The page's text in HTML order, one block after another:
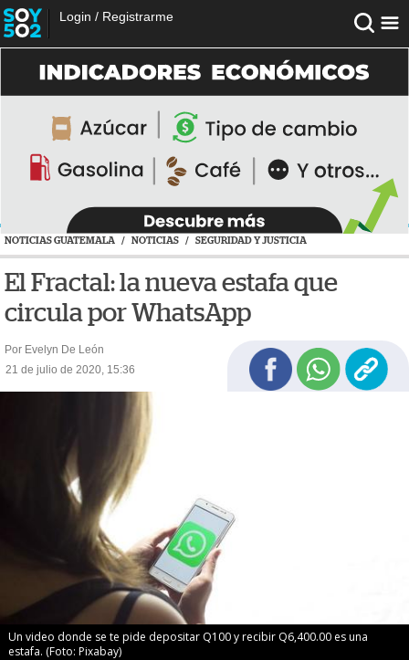
Login / Registrarme
NOTICIAS GUATEMALA / NOTICIAS / SEGURIDAD Y JUSTICIA
El Fractal: la nueva estafa que
circula por WhatsApp
Por Evelyn De León
21 de julio de 2020, 15:36
Un video donde se te pide depositar Q100 y recibir Q6,400.00 es una
estafa. (Foto: Pixabay)